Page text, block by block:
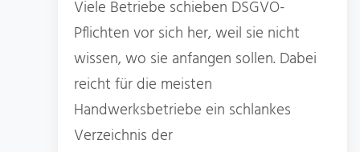
Viele Betriebe schieben DSGVO-
Pflichten vor sich her, weil sie nicht
wissen, wo sie anfangen sollen. Dabei
reicht für die meisten
Handwerksbetriebe ein schlankes
Verzeichnis der